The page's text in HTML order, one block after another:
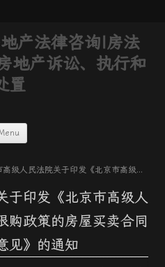
产法律咨询|房法
地产诉讼、执行和
置
content
关于印发《北京市高级人民法院关于涉及住房限购政策的房屋买卖合同纠纷案件处理的暂行意见》的通知
于印发《北京市高级人
购政策的房屋买卖合同
见》的通知